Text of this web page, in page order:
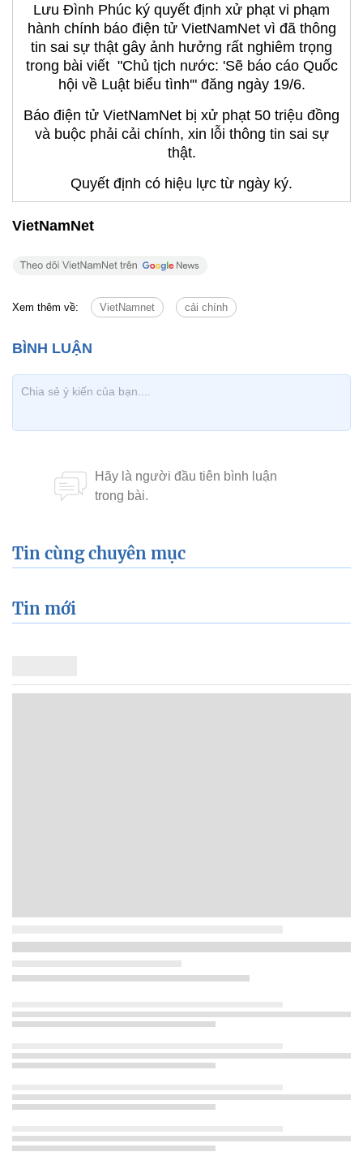
Lưu Đình Phúc ký quyết định xử phạt vi phạm
hành chính báo điện tử VietNamNet vì đã thông
tin sai sự thật gây ảnh hưởng rất nghiêm trọng
trong bài viết "Chủ tịch nước: 'Sẽ báo cáo Quốc
hội về Luật biểu tình'" đăng ngày 19/6.
Báo điện tử VietNamNet bị xử phạt 50 triệu đồng
và buộc phải cải chính, xin lỗi thông tin sai sự
thật.
Quyết định có hiệu lực từ ngày ký.
VietNamNet
Xem thêm về: VietNamnet cải chính
Tin cùng chuyên mục
Tin mới